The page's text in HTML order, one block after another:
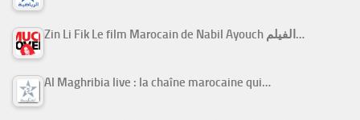
Zin Li Fik Le film Marocain de Nabil Ayouch الفيلم…
Al Maghribia live : la chaîne marocaine qui…